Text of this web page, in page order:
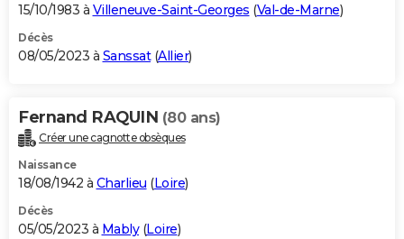
15/10/1983 à Villeneuve-Saint-Georges (Val-de-Marne)
Décès
08/05/2023 à Sanssat(Allier)
Fernand RAQUIN (80 ans)
Créer une cagnotte obsèques
Naissance
18/08/1942 à Charlieu (Loire)
Décès
05/05/2023 à Mably(Loire)